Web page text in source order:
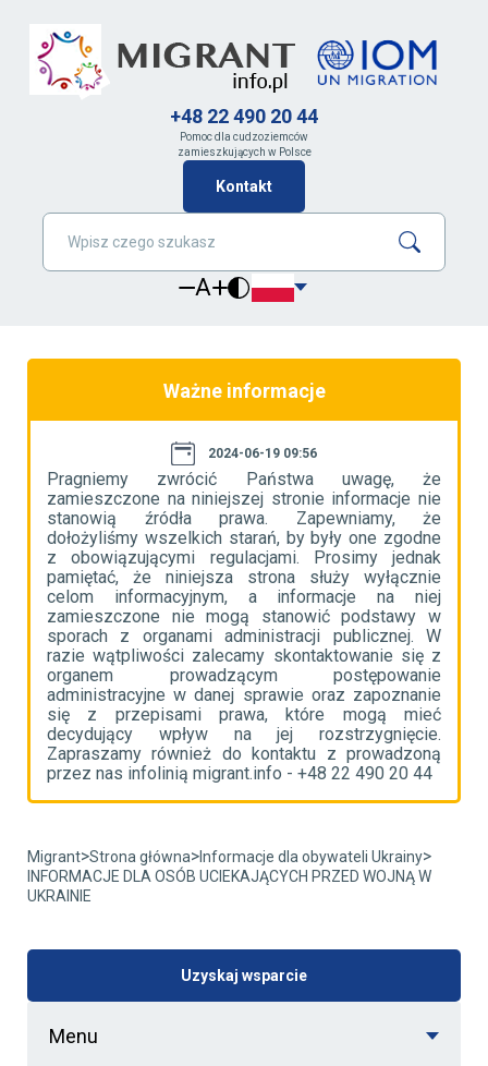
+48 22 490 20 44
Pomoc dla cudzoziemców
zamieszkujących w Polsce
Kontakt
A
Ważne informacje
2024-06-19 09:56
Pragniemy zwrócić Państwa uwagę, że
zamieszczone na niniejszej stronie informacje nie
stanowią źródła prawa. Zapewniamy, że
dołożyliśmy wszelkich starań, by były one zgodne
z obowiązującymi regulacjami. Prosimy jednak
pamiętać, że niniejsza strona służy wyłącznie
celom informacyjnym, a informacje na niej
zamieszczone nie mogą stanowić podstawy w
sporach z organami administracji publicznej. W
razie wątpliwości zalecamy skontaktowanie się z
organem prowadzącym postępowanie
administracyjne w danej sprawie oraz zapoznanie
się z przepisami prawa, które mogą mieć
decydujący wpływ na jej rozstrzygnięcie.
Zapraszamy również do kontaktu z prowadzoną
przez nas infolinią migrant.info - +48 22 490 20 44
Migrant>Strona główna>Informacje dla obywateli Ukrainy>
INFORMACJE DLA OSÓB UCIEKAJĄCYCH PRZED WOJNĄ W
UKRAINIE
Uzyskaj wsparcie
Menu